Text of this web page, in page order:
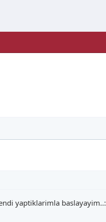
yaptiklarimla baslayayim..: